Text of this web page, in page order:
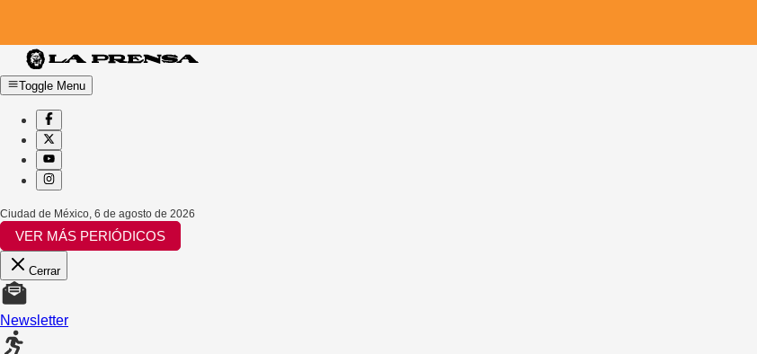
Toggle Menu
Ciudad de México 6 de agosto de 2026
VER MÁS PERIÓDICOS
Cerrar
Newsletter